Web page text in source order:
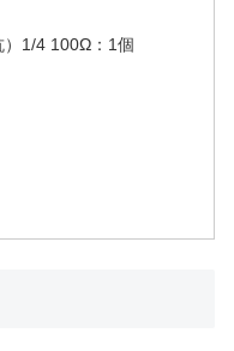
）1/4 100Ω：1個